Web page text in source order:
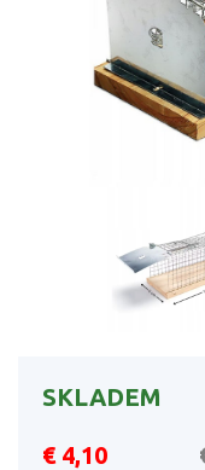
SKLADEM
€ 4,10